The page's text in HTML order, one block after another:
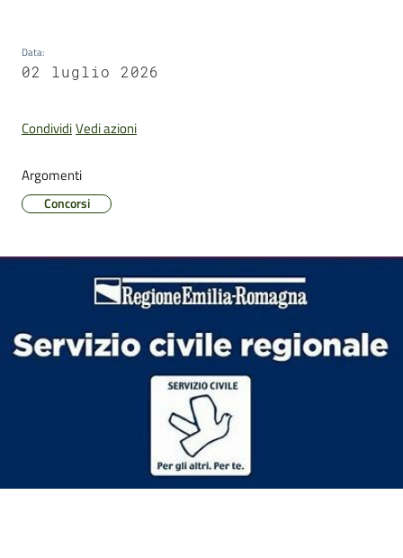
Prospero
Pubblicazioni
e
video
Sportello
Tutti
Data:
02 luglio 2026
CondividiVedi azioni
Argomenti
Concorsi